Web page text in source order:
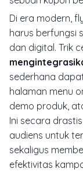
Di era modern,
harus berfungsi
dan digital. Trik
sederhana
halaman menu
demo produk,
Ini secara
audiens untuk
sekaligus
efektivitas